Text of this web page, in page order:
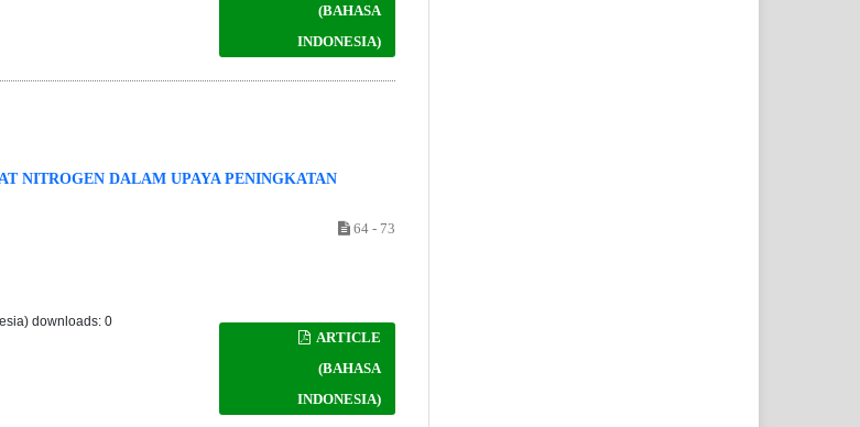
(BAHASA
INDONESIA)
NITROGEN DALAM UPAYA PENINGKATAN
64 - 73
ARTICLE
(BAHASA
INDONESIA)
downloads: 0